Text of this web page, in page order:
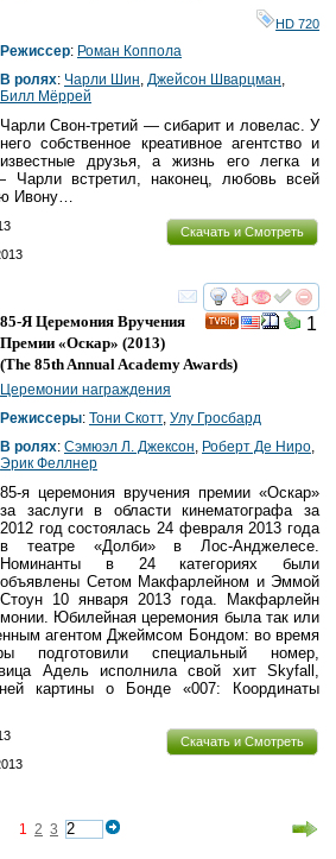
HD 720
Режиссер: Роман Коппола
В ролях: Чарли Шин, Джейсон Шварцман,
Билл Мёррей
Чарли Свон-третий — сибарит и ловелас. У
него собственное креативное агентство и
известные друзья, а жизнь его легка и
Чарли встретил, наконец, любовь всей
Ивону…
Скачать и Смотреть
смотреть
1
85-Я Церемония Вручения
Премии «Оскар» (2013)
(The 85th Annual Academy Awards)
Церемонии награждения
Режиссеры: Тони Скотт, Улу Гросбард
В ролях: Сэмюэл Л. Джексон, Роберт Де Ниро,
Эрик Феллнер
85-я церемония вручения премии «Оскар»
за заслуги в области кинематографа за
2012 год состоялась 24 февраля 2013 года
в театре «Долби» в Лос-Анджелесе.
Номинанты в 24 категориях были
объявлены Сетом Макфарлейном и Эммой
Стоун 10 января 2013 года. Макфарлейн
Юбилейная церемония была так или
агентом Джеймсом Бондом: во время
подготовили специальный номер,
Адель исполнила свой хит Skyfall,
картины о Бонде «007: Координаты
Скачать и Смотреть
1 2 3